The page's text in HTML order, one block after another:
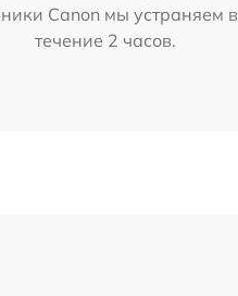
Canon мы устраняем в
течение 2 часов.